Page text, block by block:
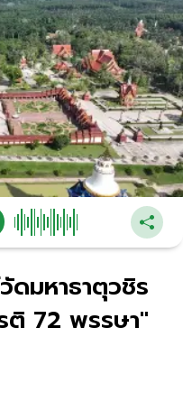
ดมหาธาตุวชิร
ติ 72 พรรษา"